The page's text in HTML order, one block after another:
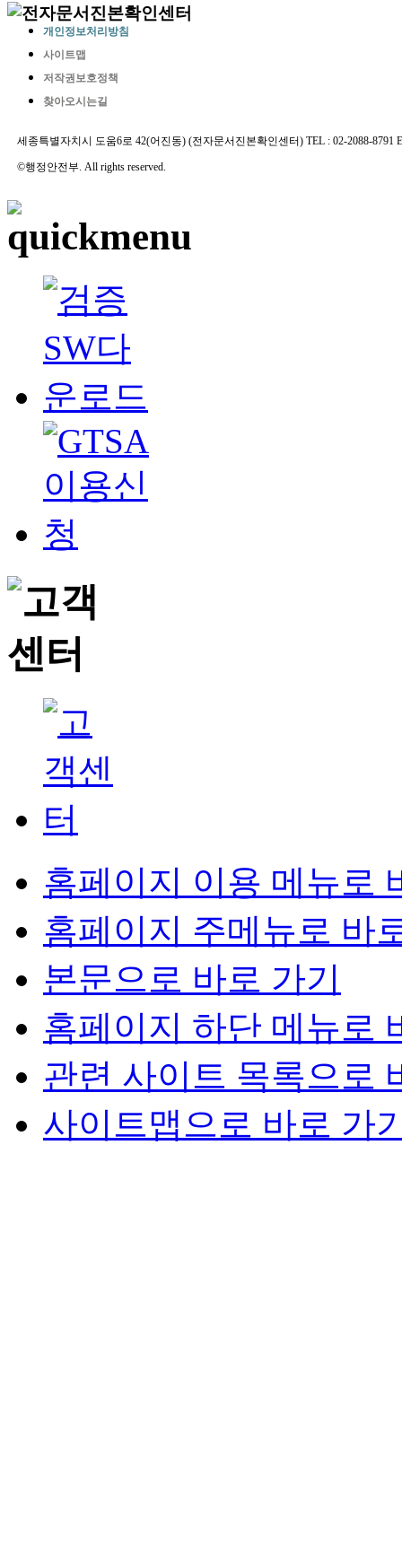
개인정보처리방침
사이트맵
저작권보호정책
찾아오시는길
세종특별자치시 도움6로 42(어진동) (전자문서진본확인센터) TEL : 02-2088-8791
©행정안전부. All rights reserved.
홈페이지 이용 메뉴로
홈페이지 주메뉴로 바
본문으로 바로 가기
홈페이지 하단 메뉴로
관련 사이트 목록으로
사이트맵으로 바로 가